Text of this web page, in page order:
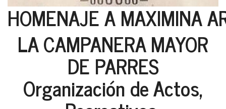
HOMENAJE A MAXIMINA
LA CAMPANERA MAYOR
DE PARRES
Organización de Actos,